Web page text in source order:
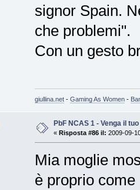
signor Spain.
che problemi".
Con un gesto
giullina.net- Gaming As Women-
PbF NCAS 1 - Venga il
« Risposta #86 il: 2009-09-
Mia moglie
è proprio